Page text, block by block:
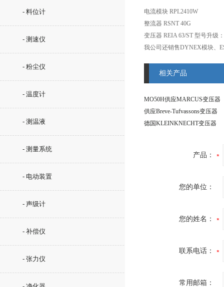
- 料位计
- 测速仪
- 粉尘仪
- 温度计
- 测温液
- 测量系统
- 电动装置
- 声级计
- 补偿仪
- 张力仪
电流模块 RPL2410W
整流器 RSNT 40G
变压器 REIA 63/ST 型号升级
我公司还销售DYNEX模块、
相关产品
MO50H供应MARCUS变压器
供应Breve-Tufvassons变压器
德国KLEINKNECHT变压器
产品：
您的单位：
您的姓名：
联系电话：
常用邮箱：